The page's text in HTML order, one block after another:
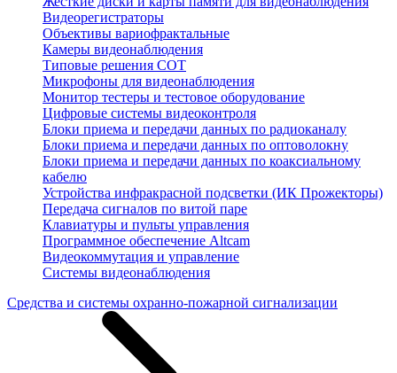
Видеорегистраторы
Объективы вариофрактальные
Камеры видеонаблюдения
Типовые решения СОТ
Микрофоны для видеонаблюдения
Монитор тестеры и тестовое оборудование
Цифровые системы видеоконтроля
Блоки приема и передачи данных по радиоканалу
Блоки приема и передачи данных по оптоволокну
Блоки приема и передачи данных по коаксиальному
кабелю
Устройства инфракрасной подсветки (ИК Прожекторы)
Передача сигналов по витой паре
Клавиатуры и пульты управления
Программное обеспечение Altcam
Видеокоммутация и управление
Системы видеонаблюдения
Средства и системы охранно-пожарной сигнализации